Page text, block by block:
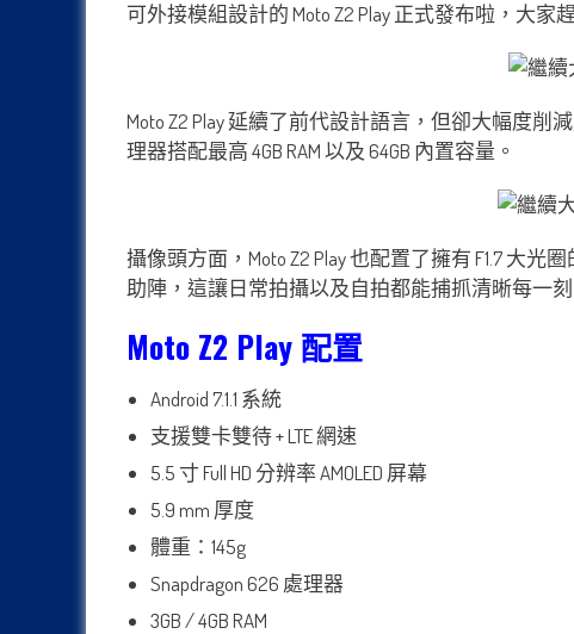
可外接模組設計的 Moto Z2 Play 正式發布啦，大
Moto Z2 Play 延續了前代設計語言，但卻大幅度削
理器搭配最高 4GB RAM 以及 64GB 內置容量。
攝像頭方面，Moto Z2 Play 也配置了擁有 F1.7 大光
助陣，這讓日常拍攝以及自拍都能捕抓清晰每一刻
Moto Z2 Play 配置
Android 7.1.1 系統
支援雙卡雙待 + LTE 網速
5.5 寸 Full HD 分辨率 AMOLED 屏幕
5.9 mm 厚度
體重：145g
Snapdragon 626 處理器
3GB / 4GB RAM